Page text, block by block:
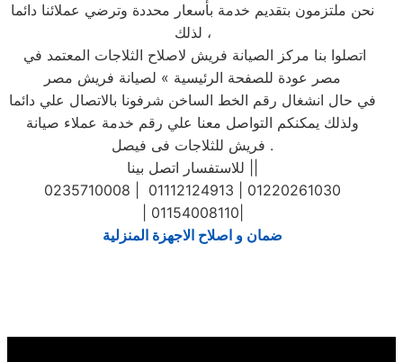
نحن ملتزمون بتقديم خدمة بأسعار محددة وترضي عملائنا دائما
لذلك ،
مصر عودة للصفحة الرئيسية » لصيانة فريش مصر
في حال انشغال رقم الخط الساخن شرفونا بالاتصال علي دائما
ولذلك يمكنكم التواصل معنا علي رقم خدمة عملاء صيانة
فريش للثلاجات فى فيصل .
0235710008 | 01112124913 | 01220261030
| 01154008110|
ضمان و اصلاح الاجهزة المنزلية